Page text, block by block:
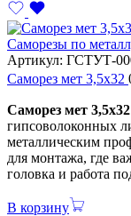
Саморезы по
Артикул: ГСТУТ-
Саморез мет 3,5х32
Саморез мет 3,5х32
гипсоволоконных
металлическим
для монтажа, где
головка и работа
В корзину